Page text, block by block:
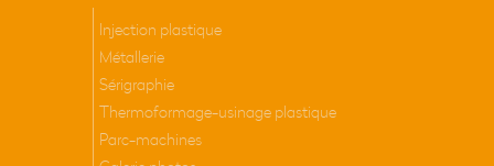
Injection plastique
Métallerie
Sérigraphie
Thermoformage-usinage plastique
Parc-machines